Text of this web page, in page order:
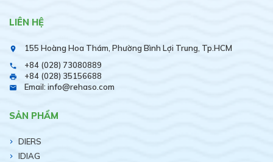
LIÊN HỆ
place 155 Hoàng Hoa Thám, Phường Bình Lợi Trung, Tp.HCM
phone +84 (028) 73080889
print +84 (028) 35156688
email Email: info@rehaso.com
SẢN PHẨM
DIERS
IDIAG